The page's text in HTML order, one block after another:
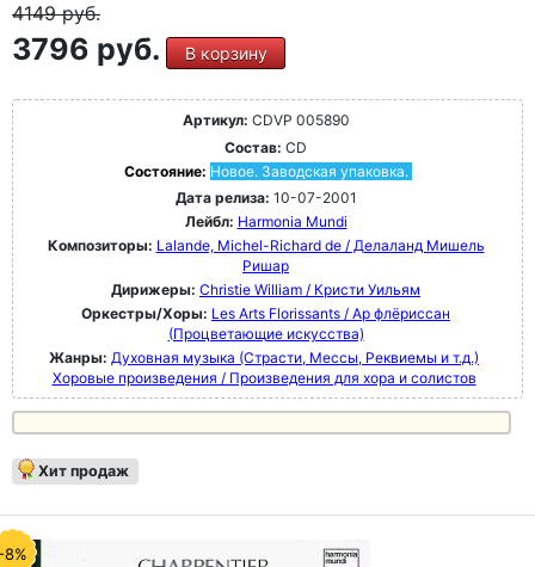
4149руб.
3796 руб. В корзину
Артикул: CDVP 005890
Состав: CD
Состояние: Новое. Заводская упаковка.
Дата релиза: 10-07-2001
Лейбл: Harmonia Mundi
Композиторы: Lalande, Michel-Richard de / Делаланд Мишель
Ришар
Дирижеры: Christie William / Кристи Уильям
Оркестры/Хоры: Les Arts Florissants / Ар флёриссан
(Процветающие искусства)
Жанры: Духовная музыка (Страсти, Мессы, Реквиемы и т.д.)
Хоровые произведения / Произведения для хора и солистов
Хит продаж
8%